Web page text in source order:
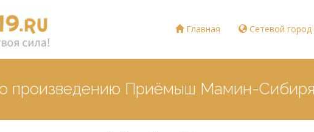
Главная Сетевой город
произведению Приёмыш Мамин-